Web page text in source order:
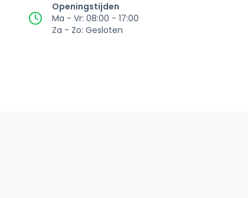
Openingstijden
Ma - Vr: 08:00 - 17:00
Za - Zo: Gesloten